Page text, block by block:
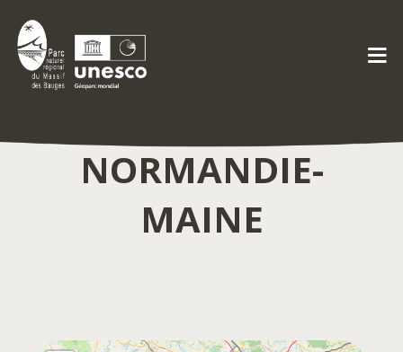
NORMANDIE-
MAINE